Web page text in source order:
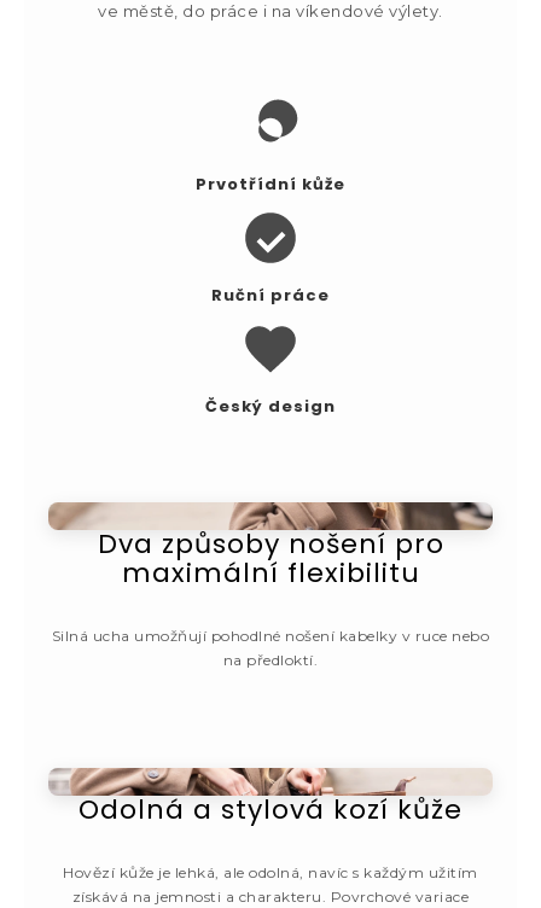
ve městě, do práce i na víkendové výlety.
Prvotřídní kůže
Ruční práce
Český design
Dva způsoby nošení pro
maximální flexibilitu
Silná ucha umožňují pohodlné nošení kabelky v ruce nebo
na předloktí.
Odolná a stylová kozí kůže
Hovězí kůže je lehká, ale odolná, navíc s každým užitím
získává na jemnosti a charakteru. Povrchové variace